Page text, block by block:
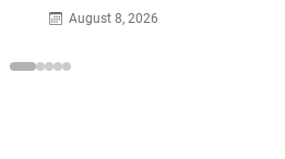
August 8, 2026